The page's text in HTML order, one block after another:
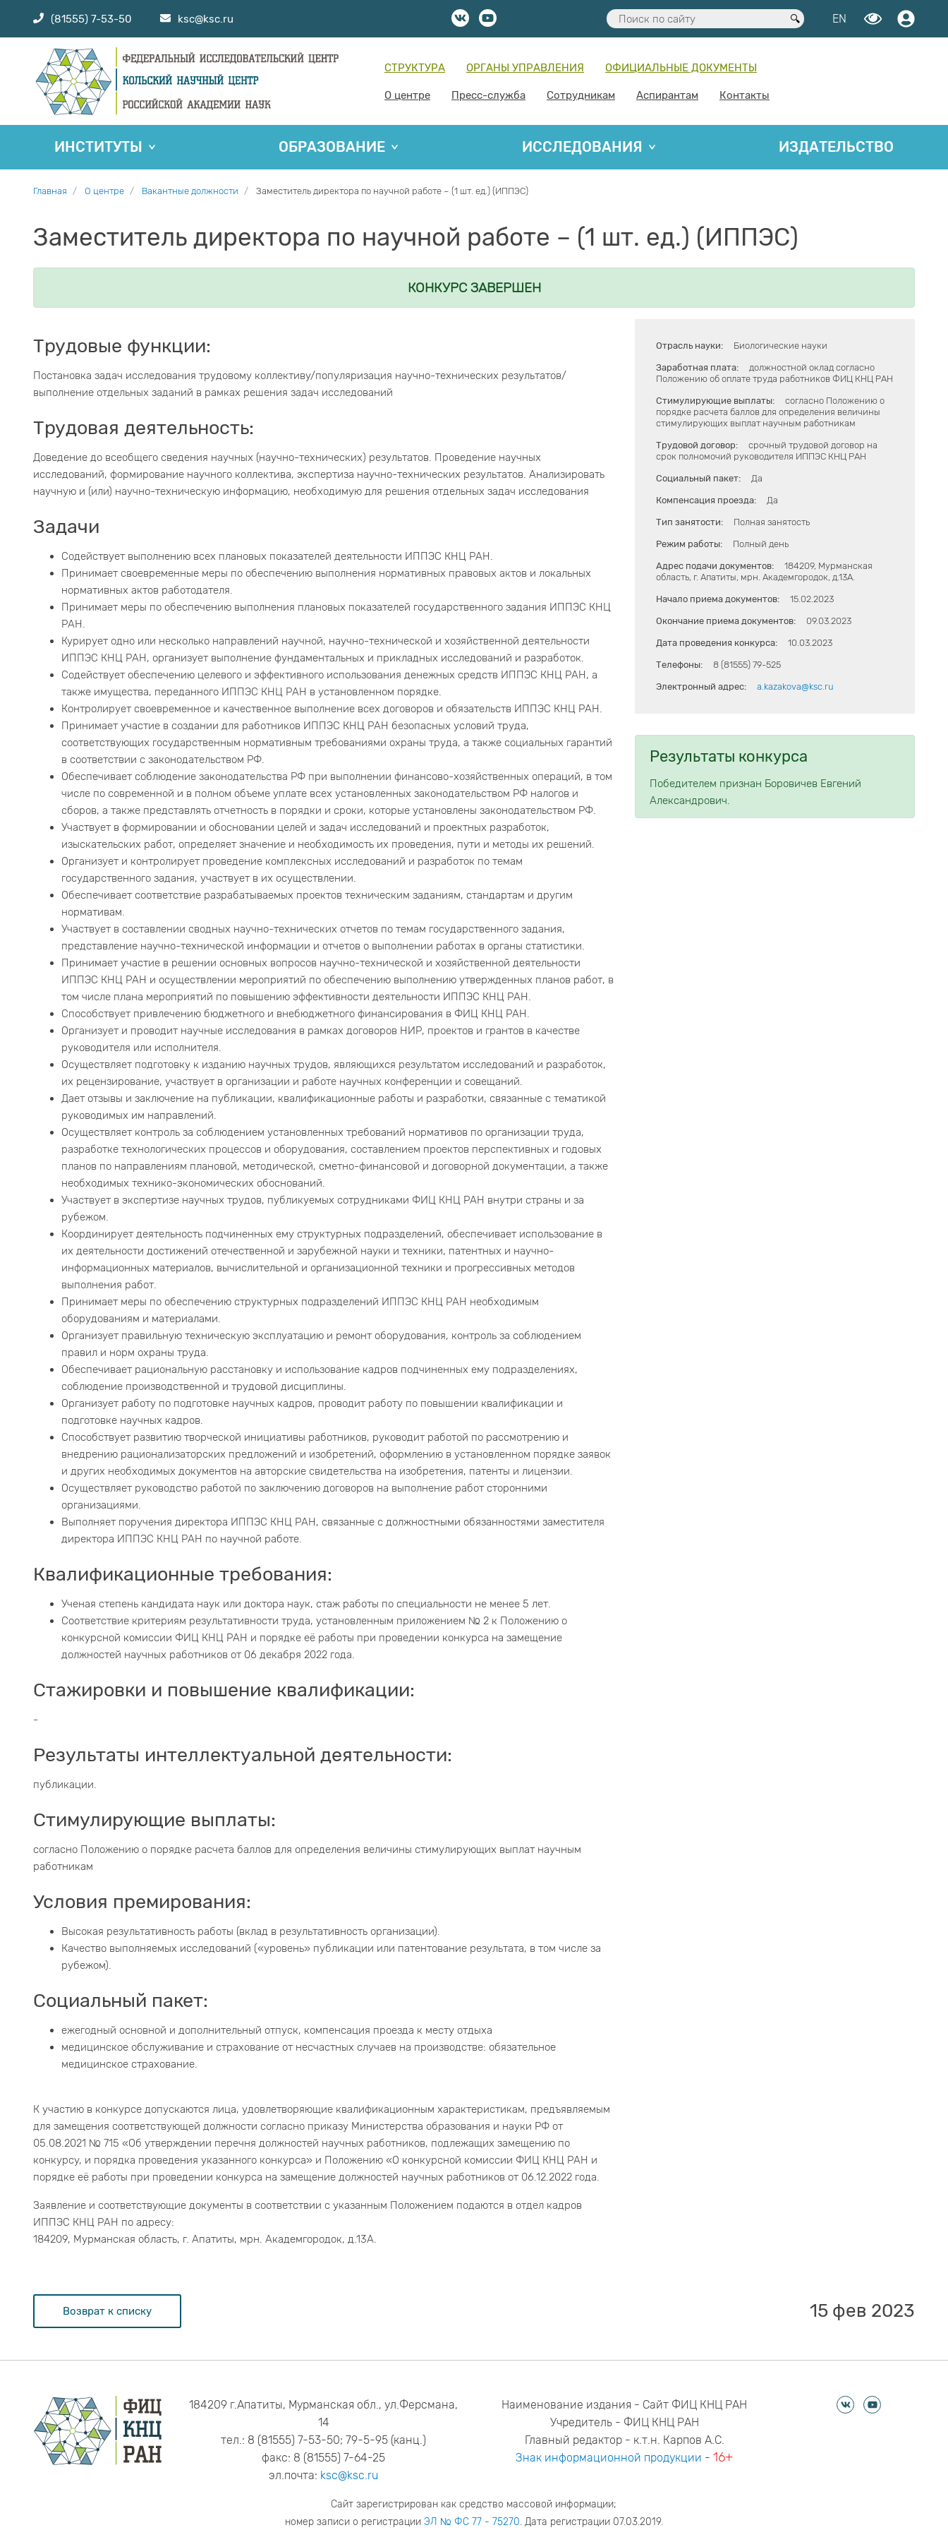
(81555) 7-53-50 ksc@ksc.ru EN
СТРУКТУРА ОРГАНЫ УПРАВЛЕНИЯ ОФИЦИАЛЬНЫЕ ДОКУМЕНТЫ
О центре Пресс-служба Сотрудникам Аспирантам Контакты
ИНСТИТУТЫ ОБРАЗОВАНИЕ ИССЛЕДОВАНИЯ ИЗДАТЕЛЬСТВО
Главная О центре Вакантные должности Заместитель директора по научной работе – (1 шт. ед.) (ИППЭС)
Заместитель директора по научной работе – (1 шт. ед.) (ИППЭС)
КОНКУРС ЗАВЕРШЕН
Трудовые функции:
Постановка задач исследования трудовому коллективу/популяризация научно-технических результатов/
выполнение отдельных заданий в рамках решения задач исследований
Трудовая деятельность:
Доведение до всеобщего сведения научных (научно-технических) результатов. Проведение научных
исследований, формирование научного коллектива, экспертиза научно-технических результатов. Анализировать
научную и (или) научно-техническую информацию, необходимую для решения отдельных задач исследования
Задачи
Содействует выполнению всех плановых показателей деятельности ИППЭС КНЦ РАН.
Принимает своевременные меры по обеспечению выполнения нормативных правовых актов и локальных
нормативных актов работодателя.
Принимает меры по обеспечению выполнения плановых показателей государственного задания ИППЭС КНЦ
РАН.
Курирует одно или несколько направлений научной, научно-технической и хозяйственной деятельности
ИППЭС КНЦ РАН, организует выполнение фундаментальных и прикладных исследований и разработок.
Содействует обеспечению целевого и эффективного использования денежных средств ИППЭС КНЦ РАН, а
также имущества, переданного ИППЭС КНЦ РАН в установленном порядке.
Контролирует своевременное и качественное выполнение всех договоров и обязательств ИППЭС КНЦ РАН.
Принимает участие в создании для работников ИППЭС КНЦ РАН безопасных условий труда,
соответствующих государственным нормативным требованиями охраны труда, а также социальных гарантий
в соответствии с законодательством РФ.
Обеспечивает соблюдение законодательства РФ при выполнении финансово-хозяйственных операций, в том
числе по современной и в полном объеме уплате всех установленных законодательством РФ налогов и
сборов, а также представлять отчетность в порядки и сроки, которые установлены законодательством РФ.
Участвует в формировании и обосновании целей и задач исследований и проектных разработок,
изыскательских работ, определяет значение и необходимость их проведения, пути и методы их решений.
Организует и контролирует проведение комплексных исследований и разработок по темам
государственного задания, участвует в их осуществлении.
Обеспечивает соответствие разрабатываемых проектов техническим заданиям, стандартам и другим
нормативам.
Участвует в составлении сводных научно-технических отчетов по темам государственного задания,
представление научно-технической информации и отчетов о выполнении работах в органы статистики.
Принимает участие в решении основных вопросов научно-технической и хозяйственной деятельности
ИППЭС КНЦ РАН и осуществлении мероприятий по обеспечению выполнению утвержденных планов работ, в
том числе плана мероприятий по повышению эффективности деятельности ИППЭС КНЦ РАН.
Способствует привлечению бюджетного и внебюджетного финансирования в ФИЦ КНЦ РАН.
Организует и проводит научные исследования в рамках договоров НИР, проектов и грантов в качестве
руководителя или исполнителя.
Осуществляет подготовку к изданию научных трудов, являющихся результатом исследований и разработок,
их рецензирование, участвует в организации и работе научных конференции и совещаний.
Дает отзывы и заключение на публикации, квалификационные работы и разработки, связанные с тематикой
руководимых им направлений.
Осуществляет контроль за соблюдением установленных требований нормативов по организации труда,
разработке технологических процессов и оборудования, составлением проектов перспективных и годовых
планов по направлениям плановой, методической, сметно-финансовой и договорной документации, а также
необходимых технико-экономических обоснований.
Участвует в экспертизе научных трудов, публикуемых сотрудниками ФИЦ КНЦ РАН внутри страны и за
рубежом.
Координирует деятельность подчиненных ему структурных подразделений, обеспечивает использование в
их деятельности достижений отечественной и зарубежной науки и техники, патентных и научно-
информационных материалов, вычислительной и организационной техники и прогрессивных методов
выполнения работ.
Принимает меры по обеспечению структурных подразделений ИППЭС КНЦ РАН необходимым
оборудованиям и материалами.
Организует правильную техническую эксплуатацию и ремонт оборудования, контроль за соблюдением
правил и норм охраны труда.
Обеспечивает рациональную расстановку и использование кадров подчиненных ему подразделениях,
соблюдение производственной и трудовой дисциплины.
Организует работу по подготовке научных кадров, проводит работу по повышении квалификации и
подготовке научных кадров.
Способствует развитию творческой инициативы работников, руководит работой по рассмотрению и
внедрению рационализаторских предложений и изобретений, оформлению в установленном порядке заявок
и других необходимых документов на авторские свидетельства на изобретения, патенты и лицензии.
Осуществляет руководство работой по заключению договоров на выполнение работ сторонними
организациями.
Выполняет поручения директора ИППЭС КНЦ РАН, связанные с должностными обязанностями заместителя
директора ИППЭС КНЦ РАН по научной работе.
Квалификационные требования:
Ученая степень кандидата наук или доктора наук, стаж работы по специальности не менее 5 лет.
Соответствие критериям результативности труда, установленным приложением № 2 к Положению о
конкурсной комиссии ФИЦ КНЦ РАН и порядке её работы при проведении конкурса на замещение
должностей научных работников от 06 декабря 2022 года.
Стажировки и повышение квалификации:
-
Результаты интеллектуальной деятельности:
публикации.
Стимулирующие выплаты:
согласно Положению о порядке расчета баллов для определения величины стимулирующих выплат научным
работникам
Условия премирования:
Высокая результативность работы (вклад в результативность организации).
Качество выполняемых исследований («уровень» публикации или патентование результата, в том числе за
рубежом).
Социальный пакет:
ежегодный основной и дополнительный отпуск, компенсация проезда к месту отдыха
медицинское обслуживание и страхование от несчастных случаев на производстве: обязательное
медицинское страхование.
К участию в конкурсе допускаются лица, удовлетворяющие квалификационным характеристикам, предъявляемым
для замещения соответствующей должности согласно приказу Министерства образования и науки РФ от
05.08.2021 № 715 «Об утверждении перечня должностей научных работников, подлежащих замещению по
конкурсу, и порядка проведения указанного конкурса» и Положению «О конкурсной комиссии ФИЦ КНЦ РАН и
порядке её работы при проведении конкурса на замещение должностей научных работников от 06.12.2022 года.
Заявление и соответствующие документы в соответствии с указанным Положением подаются в отдел кадров
ИППЭС КНЦ РАН по адресу:
184209, Мурманская область, г. Апатиты, мрн. Академгородок, д.13А.
Отрасль науки: Биологические науки
Заработная плата:
должностной оклад согласно
Положению об оплате труда работников ФИЦ КНЦ РАН
Стимулирующие выплаты:
согласно Положению о
порядке расчета баллов для определения величины
стимулирующих выплат научным работникам
Трудовой договор:
срочный трудовой договор на
срок полномочий руководителя ИППЭС КНЦ РАН
Социальный пакет: Да
Компенсация проезда: Да
Тип занятости: Полная занятость
Режим работы: Полный день
Адрес подачи документов:
184209, Мурманская
область, г. Апатиты, мрн. Академгородок, д.13А.
Начало приема документов: 15.02.2023
Окончание приема документов: 09.03.2023
Дата проведения конкурса: 10.03.2023
Телефоны: 8 (81555) 79-525
Электронный адрес: a.kazakova@ksc.ru
Результаты конкурса
Победителем признан Боровичев Евгений
Александрович.
Возврат к списку 15 фев 2023
184209 г.Апатиты, Мурманская обл., ул.Ферсмана,
14
тел.: 8 (81555) 7-53-50; 79-5-95 (канц.)
факс: 8 (81555) 7-64-25
эл.почта: ksc@ksc.ru
Наименование издания - Сайт ФИЦ КНЦ РАН
Учредитель - ФИЦ КНЦ РАН
Главный редактор - к.т.н. Карпов А.С.
Знак информационной продукции -16+
Сайт зарегистрирован как средство массовой информации;
номер записи о регистрации ЭЛ № ФС 77 - 75270. Дата регистрации 07.03.2019.